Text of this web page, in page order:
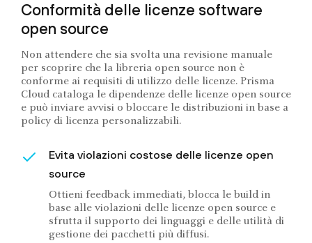
Conformità delle licenze software
open source
Non attendere che sia svolta una revisione manuale
per scoprire che la libreria open source non è
conforme ai requisiti di utilizzo delle licenze. Prisma
Cloud cataloga le dipendenze delle licenze open source
e può inviare avvisi o bloccare le distribuzioni in base a
policy di licenza personalizzabili.
Evita violazioni costose delle licenze open
source
Ottieni feedback immediati, blocca le build in
base alle violazioni delle licenze open source e
sfrutta il supporto dei linguaggi e delle utilità di
gestione dei pacchetti più diffusi.